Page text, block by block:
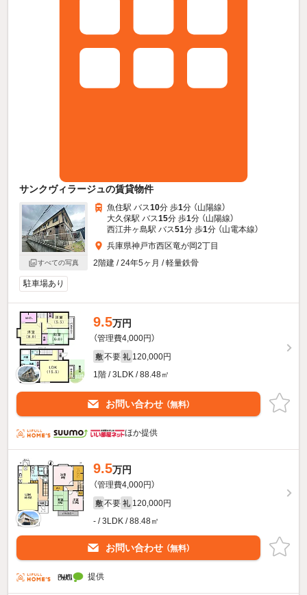
サンクヴィラージュの賃貸物件
すべての写真
魚住駅 バス10分 歩1分 （山陽線）
大久保駅 バス15分 歩1分 （山陽線）
西江井ヶ島駅 バス51分 歩1分 （山電本線）
兵庫県神戸市西区竜が岡2丁目
2階建 / 24年5ヶ月 / 軽量鉄骨
駐車場あり
9.5万円
（管理費4,000円）
敷 不要 礼 120,000円
1階 / 3LDK / 88.48㎡
お問い合わせ （無料）
ほか提供
9.5万円
（管理費4,000円）
敷 不要 礼 120,000円
- / 3LDK / 88.48㎡
お問い合わせ （無料）
提供